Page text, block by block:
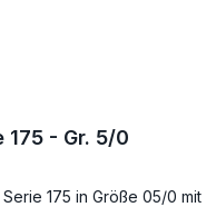
175 - Gr. 5/0
175 in Größe 05/0 mit